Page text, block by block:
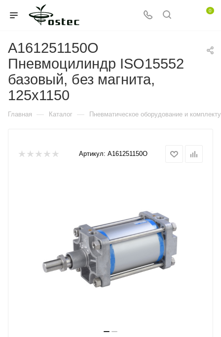
0
A161251150O
Пневмоцилиндр ISO15552
базовый, без магнита,
125x1150
Главная — Каталог — Пневматическое оборудование и
Артикул: A161251150O